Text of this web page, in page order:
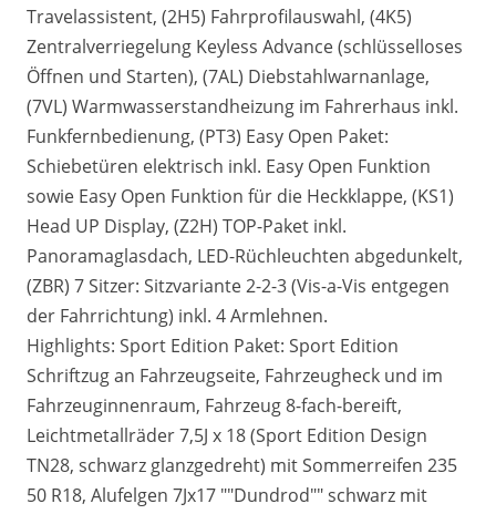
Travelassistent, (2H5) Fahrprofilauswahl, (4K5)
Zentralverriegelung Keyless Advance (schlüsselloses
Öffnen und Starten), (7AL) Diebstahlwarnanlage,
(7VL) Warmwasserstandheizung im Fahrerhaus inkl.
Funkfernbedienung, (PT3) Easy Open Paket:
Schiebetüren elektrisch inkl. Easy Open Funktion
sowie Easy Open Funktion für die Heckklappe, (KS1)
Head UP Display, (Z2H) TOP-Paket inkl.
Panoramaglasdach, LED-Rüchleuchten abgedunkelt,
(ZBR) 7 Sitzer: Sitzvariante 2-2-3 (Vis-a-Vis entgegen
der Fahrrichtung) inkl. 4 Armlehnen.
Highlights: Sport Edition Paket: Sport Edition
Schriftzug an Fahrzeugseite, Fahrzeugheck und im
Fahrzeuginnenraum, Fahrzeug 8-fach-bereift,
Leichtmetallräder 7,5J x 18 (Sport Edition Design
TN28, schwarz glanzgedreht) mit Sommerreifen 235
50 R18, Alufelgen 7Jx17 ""Dundrod"" schwarz mit